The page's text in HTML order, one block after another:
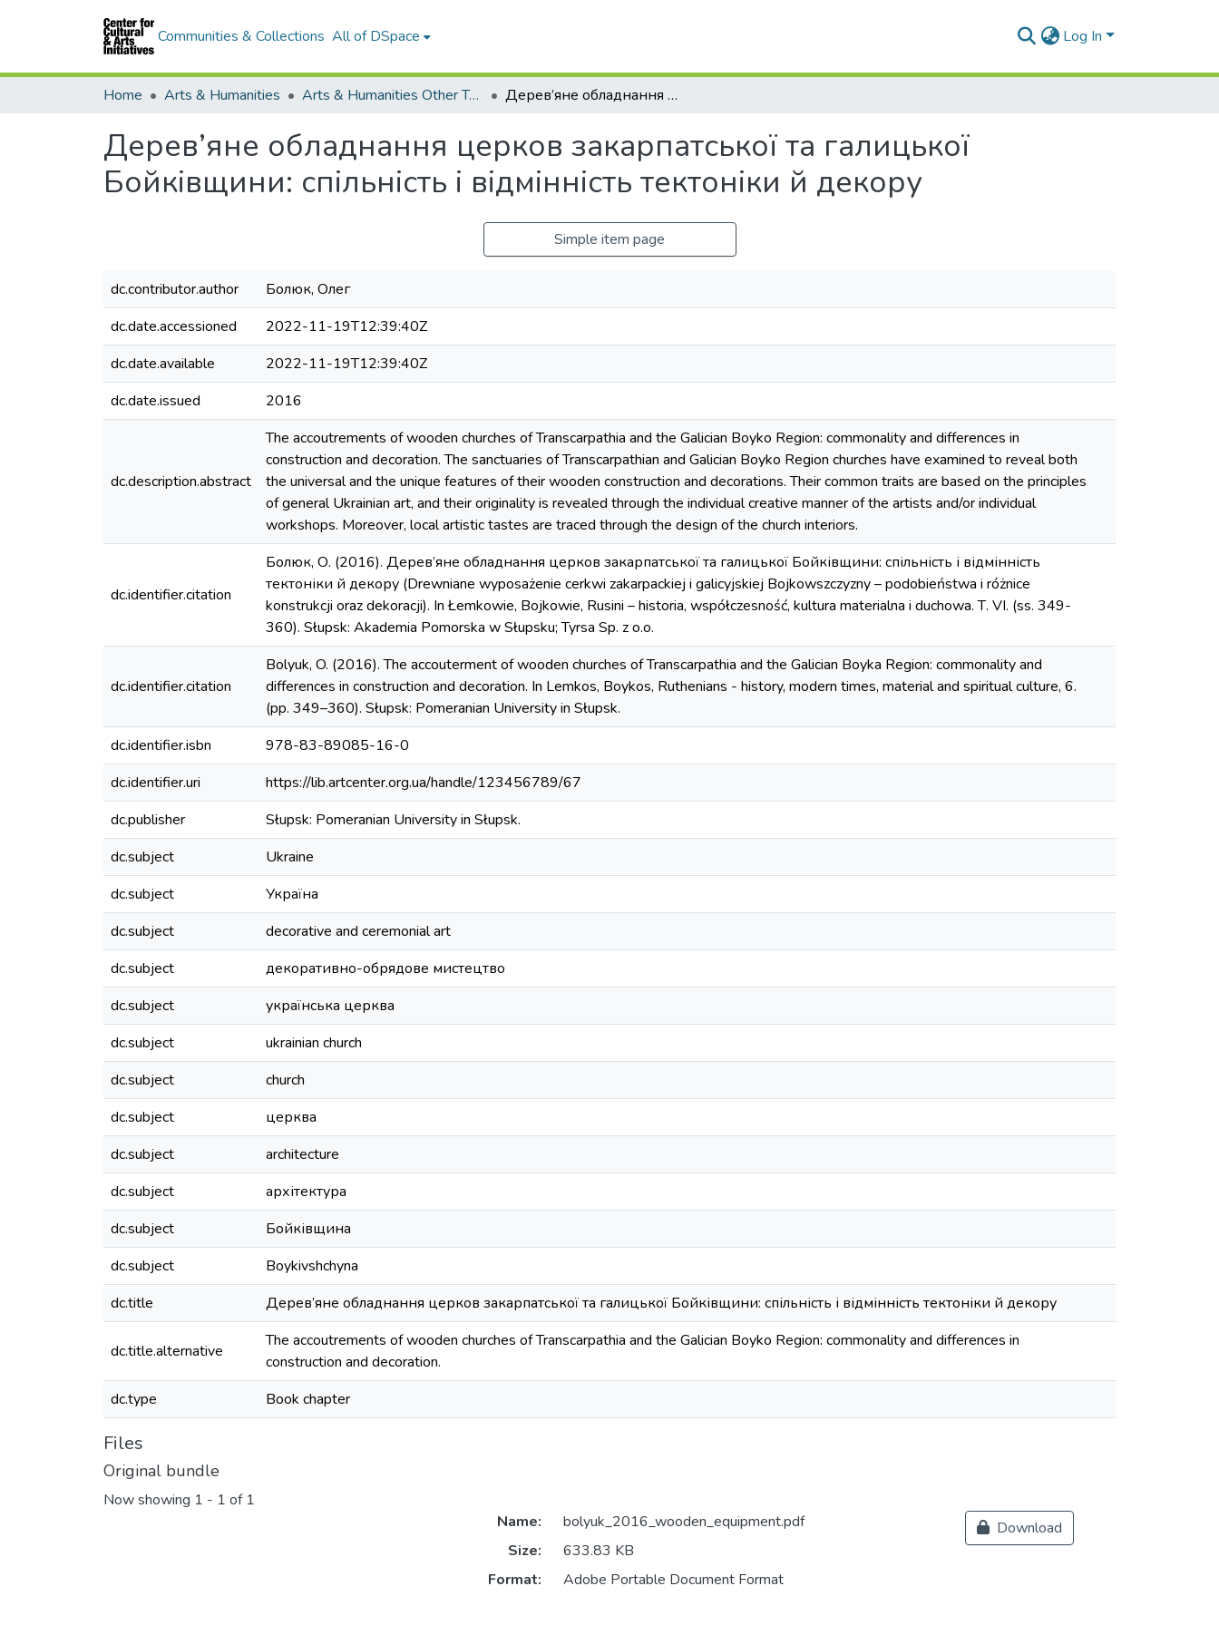
Communities & Collections All of DSpace Log In
Home Arts & Humanities Arts & Humanities Other Topics Дерев’яне обладнання церков закарпатської та галицької Бойківщини: спільність і відмінність тектоніки й декору
Дерев’яне обладнання церков закарпатської та галицької
Бойківщини: спільність і відмінність тектоніки й декору
Simple item page
dc.contributor.author
Болюк, Олег
dc.date.accessioned
2022-11-19T12:39:40Z
dc.date.available
2022-11-19T12:39:40Z
dc.date.issued
2016
dc.description.abstract
The accoutrements of wooden churches of Transcarpathia and the Galician Boyko Region: commonality and differences in
construction and decoration. The sanctuaries of Transcarpathian and Galician Boyko Region churches have examined to re­veal both
the universal and the unique features of their wooden construction and decorations. Their common traits are based on the principles
of general Ukrainian art, and their originality is revealed through the individual creative manner of the artists and/or individual
workshops. Moreover, local artistic tastes are traced through the design of the church interiors.
dc.identifier.citation
Болюк, О. (2016). Дерев’яне обладнання церков закарпатської та галицької Бойківщини: спільність і відмінність
тектоніки й декору (Drewniane wyposażenie cerkwi zakarpackiej i galicyjskiej Bojkowszczyzny – podobieństwa i różnice
konstrukcji oraz dekoracji). In Łemkowie, Bojkowie, Rusini – historia, współczesność, kultura materialna i duchowa. Т. VІ. (ss. 349-
360). Słupsk: Akademia Pomorska w Słupsku; Tyrsa Sp. z o.o.
dc.identifier.citation
Bolyuk, O. (2016). The accouterment of wooden churches of Transcarpathia and the Galician Boyka Region: commonality and
differences in construction and decoration. In Lemkos, Boykos, Ruthenians - history, modern times, material and spiritual culture, 6.
(pp. 349–360). Słupsk: Pomeranian University in Słupsk.
dc.identifier.isbn
978-83-89085-16-0
dc.identifier.uri
https://lib.artcenter.org.ua/handle/123456789/67
dc.publisher
Słupsk: Pomeranian University in Słupsk.
dc.subject
Ukraine
dc.subject
Україна
dc.subject
decorative and ceremonial art
dc.subject
декоративно-обрядове мистецтво
dc.subject
українська церква
dc.subject
ukrainian church
dc.subject
church
dc.subject
церква
dc.subject
architecture
dc.subject
архітектура
dc.subject
Бойківщина
dc.subject
Boykivshchyna
dc.title
Дерев’яне обладнання церков закарпатської та галицької Бойківщини: спільність і відмінність тектоніки й декору
dc.title.alternative
The accoutrements of wooden churches of Transcarpathia and the Galician Boyko Region: commonality and differences in
construction and decoration.
dc.type
Book chapter
Files
Original bundle
Now showing 1 - 1 of 1
Name:
bolyuk_2016_wooden_equipment.pdf
Size:
633.83 KB
Format:
Adobe Portable Document Format
Download